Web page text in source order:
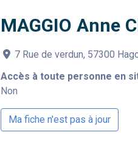
MAGGIO Anne
7 Rue de verdun, 57300
Accès à toute personne en
Non
Ma fiche n'est pas à jour